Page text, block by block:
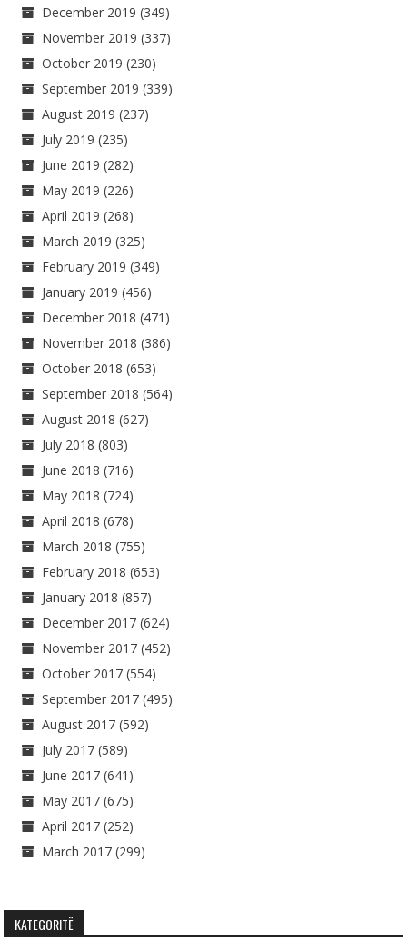
December 2019 (349)
November 2019 (337)
October 2019 (230)
September 2019 (339)
August 2019 (237)
July 2019 (235)
June 2019 (282)
May 2019 (226)
April 2019 (268)
March 2019 (325)
February 2019 (349)
January 2019 (456)
December 2018 (471)
November 2018 (386)
October 2018 (653)
September 2018 (564)
August 2018 (627)
July 2018 (803)
June 2018 (716)
May 2018 (724)
April 2018 (678)
March 2018 (755)
February 2018 (653)
January 2018 (857)
December 2017 (624)
November 2017 (452)
October 2017 (554)
September 2017 (495)
August 2017 (592)
July 2017 (589)
June 2017 (641)
May 2017 (675)
April 2017 (252)
March 2017 (299)
KATEGORITË